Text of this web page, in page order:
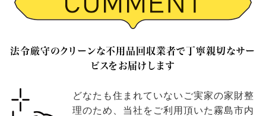
法令厳守のクリーンな不用品回収業者で丁寧親切なサー
ビスをお届けします
どなたも住まれていないご実家の家財整
理のため、当社をご利用頂いた霧島市内